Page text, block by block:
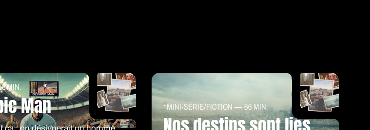
vraiment ce que je pense, tu pourrais écrire un
faire une croix sur ma carrière
. Mais sa
que je ne l’imaginais :
je n’y connais rien. Eux ils parlent, ils
MIN.
Man
ça : on désignerait un homme
*MINI-SÉRIE/FICTION 66 MIN.